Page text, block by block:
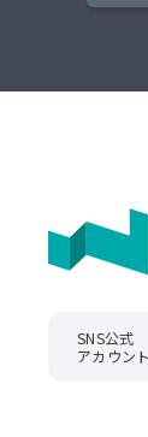
SNS公式
アカウント